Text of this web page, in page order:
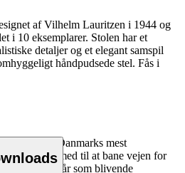
af Vilhelm Lauritzen i 1944 og
i 10 eksemplarer. Stolen har et
detaljer og et elegant samspil
håndpudsede stel. Fås i
var en af Danmarks mest
tid og var med til at bane vejen for
der fremstår som blivende